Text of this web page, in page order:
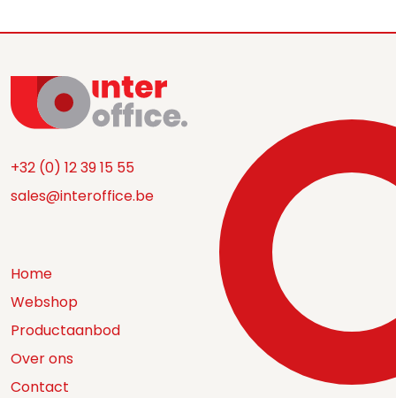
+32 (0) 12 39 15 55
sales@interoffice.be
Home
Webshop
Productaanbod
Over ons
Contact